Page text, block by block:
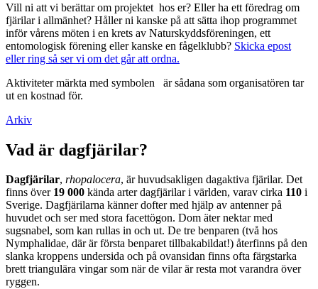
Vill ni att vi berättar om projektet hos er? Eller ha ett föredrag om
fjärilar i allmänhet? Håller ni kanske på att sätta ihop programmet
inför vårens möten i en krets av Naturskyddsföreningen, ett
entomologisk förening eller kanske en fågelklubb? Skicka epost
eller ring så ser vi om det går att ordna.
Aktiviteter märkta med symbolen
är sådana som organisatören tar
ut en kostnad för.
Arkiv
Vad är dagfjärilar?
Dagfjärilar, rhopalocera, är huvudsakligen dagaktiva fjärilar. Det
finns över 19 000 kända arter dagfjärilar i världen, varav cirka 110 i
Sverige. Dagfjärilarna känner dofter med hjälp av antenner på
huvudet och ser med stora facettögon. Dom äter nektar med
sugsnabel, som kan rullas in och ut. De tre benparen (två hos
Nymphalidae, där är första benparet tillbakabildat!) återfinns på den
slanka kroppens undersida och på ovansidan finns ofta färgstarka
brett triangulära vingar som när de vilar är resta mot varandra över
ryggen.